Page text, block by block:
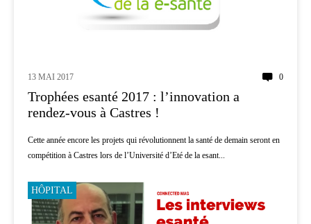
13 MAI 2017 0
Trophées esanté 2017 : l’innovation a
rendez-vous à Castres !
Cette année encore les projets qui révolutionnent la santé de demain seront en
compétition à Castres lors de l’Université d’Eté de la esant...
HÔPITAL